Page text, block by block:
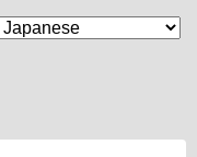
MENU